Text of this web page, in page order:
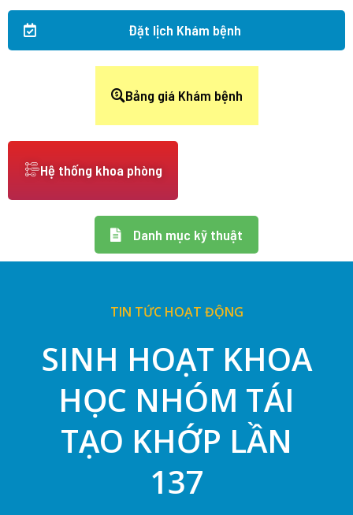
Đặt lịch Khám bệnh
Bảng giá Khám bệnh
Hệ thống khoa phòng
Danh mục kỹ thuật
TIN TỨC HOẠT ĐỘNG
SINH HOẠT KHOA
HỌC NHÓM TÁI
TẠO KHỚP LẦN
137